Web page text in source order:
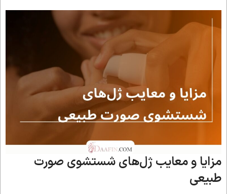
مزایا و معایب ژل‌های شستشوی صورت
طبیعی